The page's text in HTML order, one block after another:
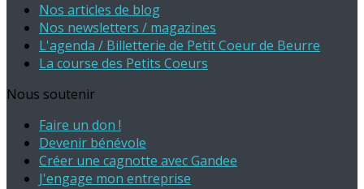
Nos articles de blog
Nos newsletters / magazines
L'agenda / Billetterie de Petit Coeur de Beurre
La course des Petits Coeurs
Nous soutenir
Faire un don !
Devenir bénévole
Créer une cagnotte avec Gandee
J'engage mon entreprise